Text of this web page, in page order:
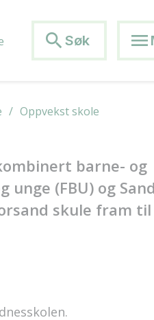
search Søk menu
Oppvekst skole
barne- og
(FBU) og
skule fram til